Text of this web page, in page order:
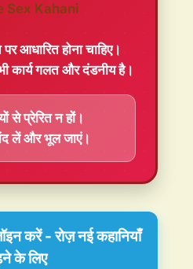
Sex Kahani
पर आधारित होना चाहिए।
कार्य गलत और दंडनीय है।
से प्रेरित न हों।
लें और भूल जाएं।
करें - रोज़ नई कहानियाँ
के लिए